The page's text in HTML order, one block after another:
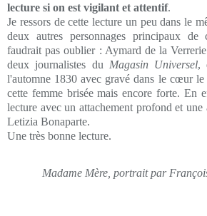
lecture si on est vigilant et attentif.
Je ressors de cette lecture un peu dans le
deux autres personnages principaux
faudrait pas oublier : Aymard de la
deux journalistes du Magasin Universel,
l'automne 1830 avec gravé dans le cœur
cette femme brisée mais encore forte. En
lecture avec un attachement profond et
Letizia Bonaparte.
Une très bonne lecture.
Madame Mère, portrait par